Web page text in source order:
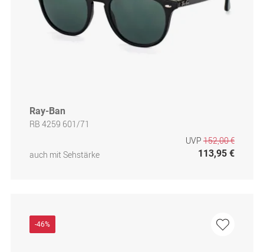
Ray-Ban
RB 4259 601/71
auch mit Sehstärke
UVP 152,00 €
113,95 €
-46%